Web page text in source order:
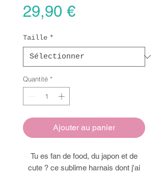
29,90 €Prix
Taille *
Quantité *
Ajouter au panier
Tu es fan de food, du japon et de
cute ? ce sublime harnais dont j'ai